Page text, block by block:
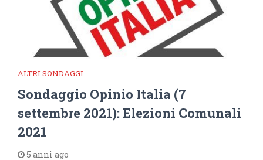
ALTRI SONDAGGI
Sondaggio Opinio Italia (7
settembre 2021): Elezioni Comunali
2021
5 anni ago